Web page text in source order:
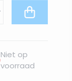
Niet op
voorraad